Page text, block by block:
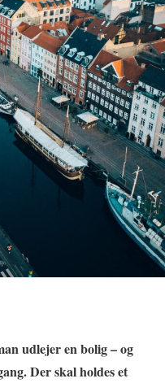
udlejer en bolig – og
Der skal holdes et